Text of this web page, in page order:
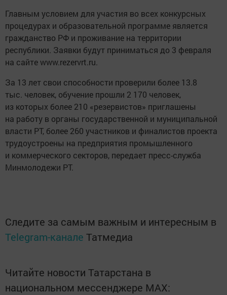
Главным условием для участия во всех конкурсных
процедурах и образовательной программе является
гражданство РФ и проживание на территории
республики. Заявки будут приниматься до 3 февраля
на сайте www.rezervrt.ru.
За 13 лет свои способности проверили более 13.8
тыс. человек, обучение прошли 2 170 человек,
из которых более 210 «резервистов» приглашены
на работу в органы государственной и муниципальной
власти РТ, более 260 участников и финалистов проекта
трудоустроены на предприятия промышленного
и коммерческого секторов, передает пресс-служба
Минмолодежи РТ.
Следите за самым важным и интересным в
Telegram-канале Татмедиа
Читайте новости Татарстана в
национальном мессенджере MАХ: